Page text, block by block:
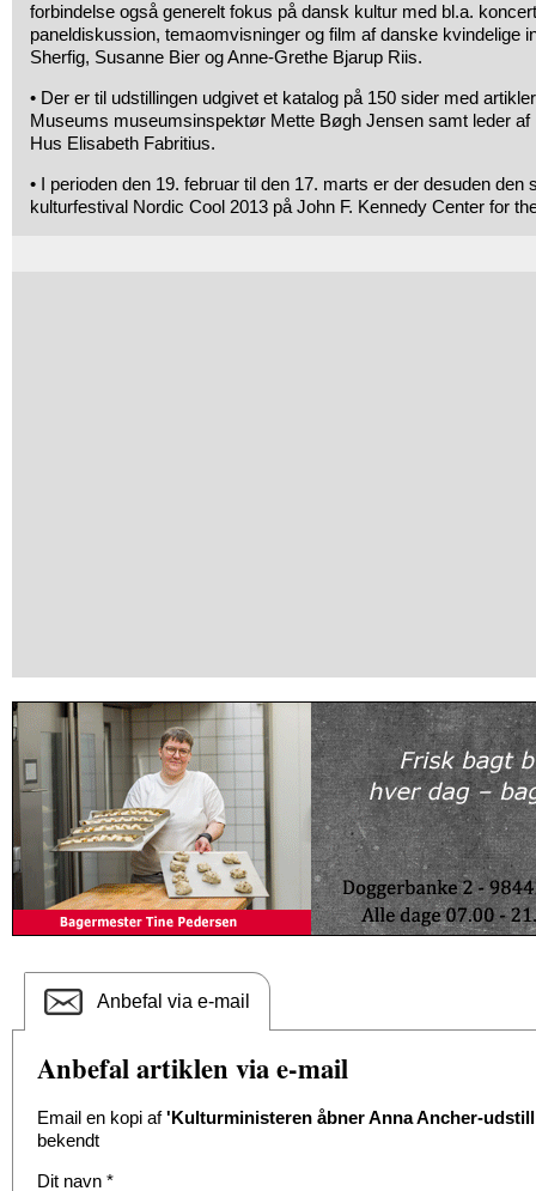
forbindelse også generelt fokus på dansk kultur med bl.a.
paneldiskussion, temaomvisninger og film af danske kvindelige
Sherfig, Susanne Bier og Anne-Grethe Bjarup Riis.
• Der er til udstillingen udgivet et katalog på 150 sider med
Museums museumsinspektør Mette Bøgh Jensen samt leder af
Hus Elisabeth Fabritius.
• I perioden den 19. februar til den 17. marts er der desuden den
kulturfestival Nordic Cool 2013 på John F. Kennedy Center for
Anbefal via e-mail
Anbefal artiklen via e-mail
Email en kopi af'Kulturministeren åbner Anna Ancher-
bekendt
Dit navn *